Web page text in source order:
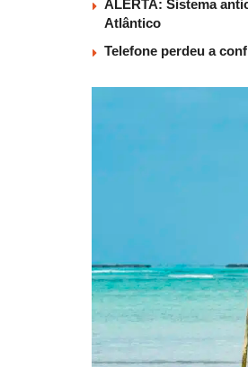
ALERTA: Sistema
Atlântico
Telefone perdeu a